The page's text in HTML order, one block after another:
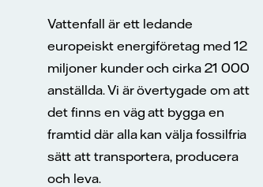
Vattenfall är ett ledande
europeiskt energiföretag med 12
miljoner kunder och cirka 21 000
anställda. Vi är övertygade om att
det finns en väg att bygga en
framtid där alla kan välja fossilfria
sätt att transportera, producera
och leva.